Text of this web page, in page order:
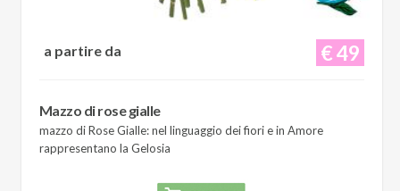
€ 49
a partire da
Mazzo di rose gialle
mazzo di Rose Gialle: nel linguaggio dei fiori e in Amore
rappresentano la Gelosia